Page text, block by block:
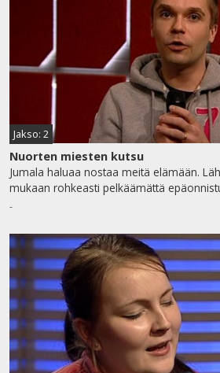
Jakso: 2
Nuorten miesten kutsu
Jumala haluaa nostaa meitä elämään.
mukaan rohkeasti pelkäämättä
-